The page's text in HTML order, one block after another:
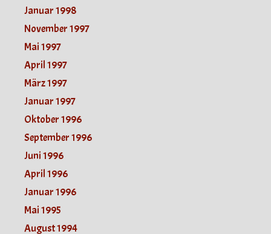
Januar 1998
November 1997
Mai 1997
April 1997
März 1997
Januar 1997
Oktober 1996
September 1996
Juni 1996
April 1996
Januar 1996
Mai 1995
August 1994